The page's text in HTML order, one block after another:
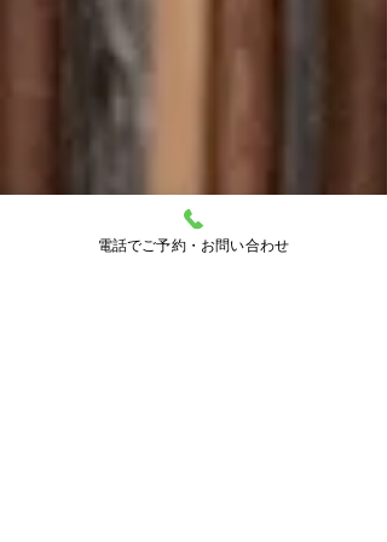
電話でご予約・お問い合わせ